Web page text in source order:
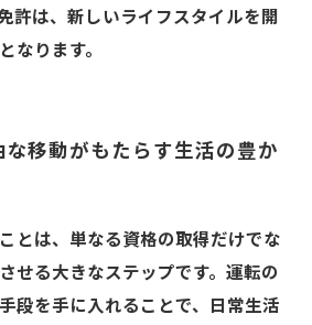
許は、新しいライフスタイルを開
なります。
移動がもたらす生活の豊か
とは、単なる資格の取得だけでな
せる大きなステップです。運転の
段を手に入れることで、日常生活